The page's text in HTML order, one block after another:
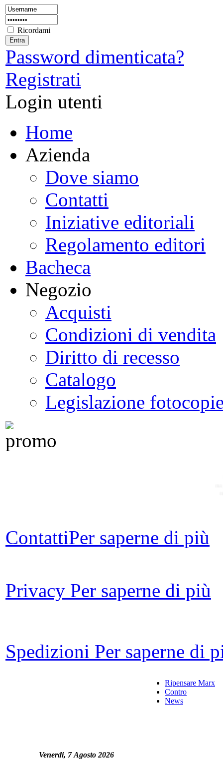
Ricordami
Password dimenticata?
Registrati
Login utenti
Home
Azienda
Dove siamo
Contatti
Iniziative editoriali
Regolamento editori
Bacheca
Negozio
Acquisti
Condizioni di vendita
Diritto di recesso
Catalogo
Legislazione
ContattiPer saperne di più
Privacy Per saperne di più
Spedizioni Per saperne di
Venerdi, 7 Agosto 2026
Ripensare Marx
Contro
News